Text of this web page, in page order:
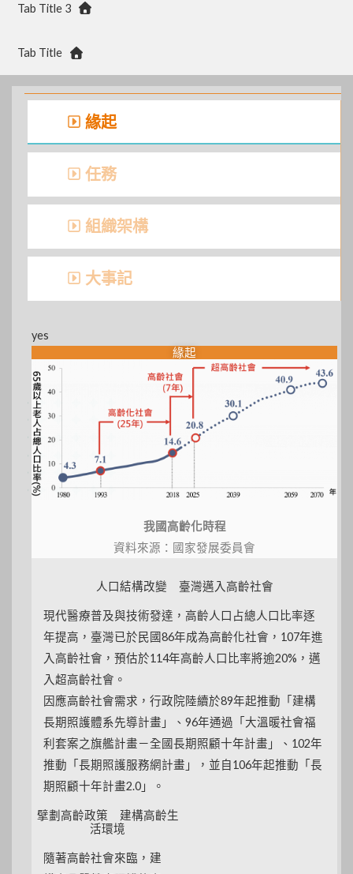
Tab Title 3
Tab Title
緣起
任務
組織架構
大事記
yes
緣起
人口結構改變 臺灣邁入高齡社會
現代醫療普及與技術發達，高齡人口占總人口比率逐
年提高，臺灣已於民國86年成為高齡化社會，107年進
入高齡社會，預估於114年高齡人口比率將逾20%，邁
入超高齡社會。
因應高齡社會需求，行政院陸續於89年起推動「建構
長期照護體系先導計畫」、96年通過「大溫暖社會福
利套案之旗艦計畫－全國長期照顧十年計畫」、102年
推動「長期照護服務網計畫」，並自106年起推動「長
期照顧十年計畫2.0」。
我國高齡化時程
資料來源：國家發展委員會
擘劃高齡政策 建構高齡生
活環境
隨著高齡社會來臨，建